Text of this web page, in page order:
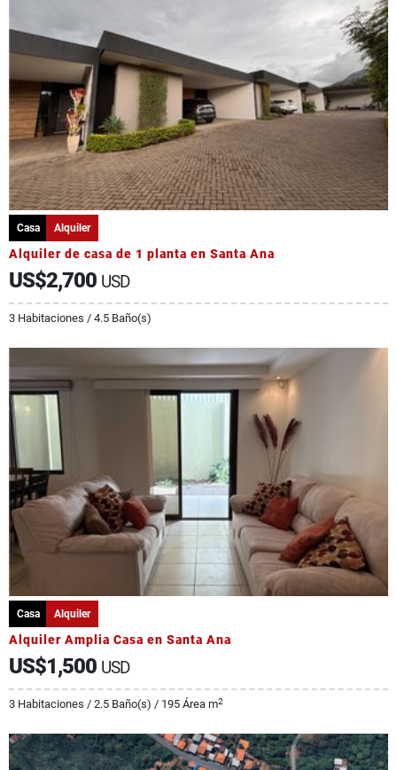
Casa Alquiler
Alquiler de casa de 1 planta en Santa Ana
US$2,700 USD
3 Habitaciones / 4.5 Baño(s)
Casa Alquiler
Alquiler Amplia Casa en Santa Ana
US$1,500 USD
3 Habitaciones / 2.5 Baño(s) / 195 Área m2